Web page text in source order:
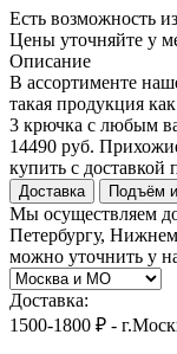
Есть возможность
Цены уточняйте у
Описание
В ассортименте
такая продукция
3 крючка с любым
14490 руб.
купить с
Доставка Подъём
Мы осуществляем
Петербургу,
можно уточнить у
Доставка:
1500-1800 ₽ -